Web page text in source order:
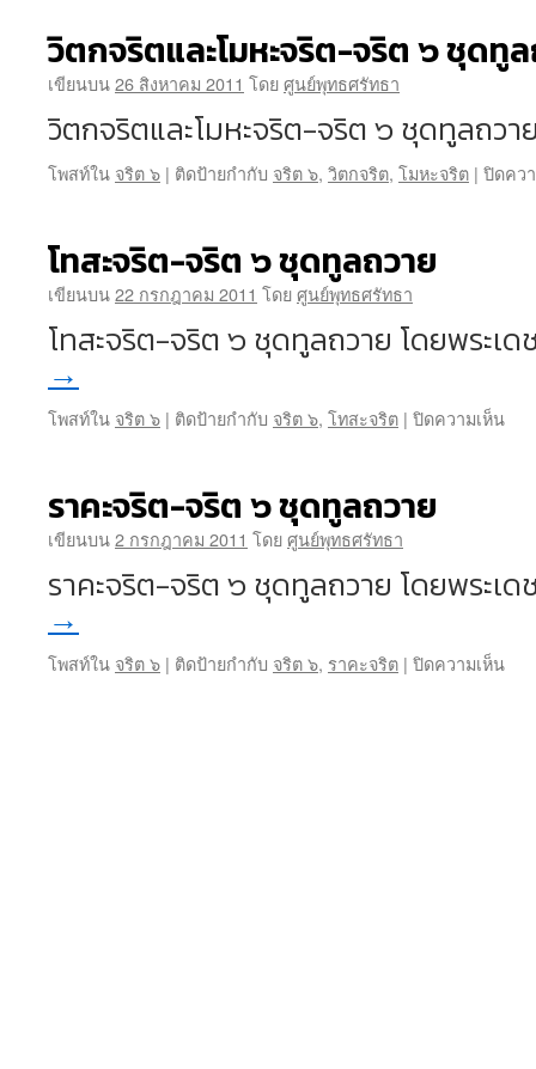
วิตกจริตและโมหะจริต-จริต ๖ ชุดทู
เขียนบน26 สิงหาคม 2011 โดยศูนย์พุทธศรัทธา
วิตกจริตและโมหะจริต-จริต ๖ ชุดทูลถวา
โพสท์ใน จริต ๖ | ติดป้ายกำกับ จริต ๖, วิตกจริต, โมหะจริต | ปิดคว
โทสะจริต-จริต ๖ ชุดทูลถวาย
เขียนบน22 กรกฎาคม 2011 โดยศูนย์พุทธศรัทธา
โทสะจริต-จริต ๖ ชุดทูลถวาย โดยพระเ
→
โพสท์ใน จริต ๖ | ติดป้ายกำกับ จริต ๖, โทสะจริต | ปิดความเห็นบน
ถว
ราคะจริต-จริต ๖ ชุดทูลถวาย
เขียนบน2 กรกฎาคม 2011 โดยศูนย์พุทธศรัทธา
ราคะจริต-จริต ๖ ชุดทูลถวาย โดยพระเ
→
โพสท์ใน จริต ๖ | ติดป้ายกำกับ จริต ๖, ราคะจริต | ปิดความเห็นบน